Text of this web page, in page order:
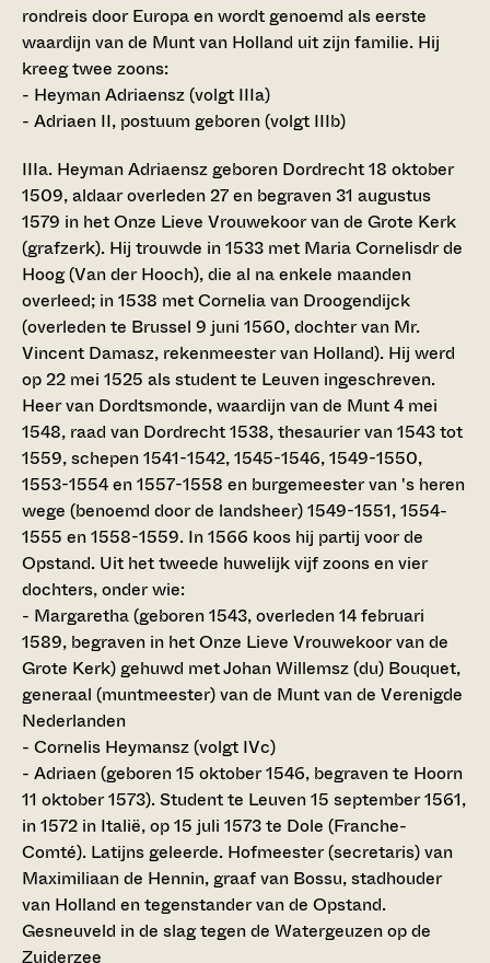
rondreis door Europa en wordt genoemd als eerste
waardijn van de Munt van Holland uit zijn familie. Hij
kreeg twee zoons:
- Heyman Adriaensz (volgt IIIa)
- Adriaen II, postuum geboren (volgt IIIb)
IIIa. Heyman Adriaensz geboren Dordrecht 18 oktober
1509, aldaar overleden 27 en begraven 31 augustus
1579 in het Onze Lieve Vrouwekoor van de Grote Kerk
(grafzerk). Hij trouwde in 1533 met Maria Cornelisdr de
Hoog (Van der Hooch), die al na enkele maanden
overleed; in 1538 met Cornelia van Droogendijck
(overleden te Brussel 9 juni 1560, dochter van Mr.
Vincent Damasz, rekenmeester van Holland). Hij werd
op 22 mei 1525 als student te Leuven ingeschreven.
Heer van Dordtsmonde, waardijn van de Munt 4 mei
1548, raad van Dordrecht 1538, thesaurier van 1543 tot
1559, schepen 1541-1542, 1545-1546, 1549-1550,
1553-1554 en 1557-1558 en burgemeester van 's heren
wege (benoemd door de landsheer) 1549-1551, 1554-
1555 en 1558-1559. In 1566 koos hij partij voor de
Opstand. Uit het tweede huwelijk vijf zoons en vier
dochters, onder wie:
- Margaretha (geboren 1543, overleden 14 februari
1589, begraven in het Onze Lieve Vrouwekoor van de
Grote Kerk) gehuwd met Johan Willemsz (du) Bouquet,
generaal (muntmeester) van de Munt van de Verenigde
Nederlanden
- Cornelis Heymansz (volgt IVc)
- Adriaen (geboren 15 oktober 1546, begraven te Hoorn
11 oktober 1573). Student te Leuven 15 september 1561,
in 1572 in Italië, op 15 juli 1573 te Dole (Franche-
Comté). Latijns geleerde. Hofmeester (secretaris) van
Maximiliaan de Hennin, graaf van Bossu, stadhouder
van Holland en tegenstander van de Opstand.
Gesneuveld in de slag tegen de Watergeuzen op de
Zuiderzee